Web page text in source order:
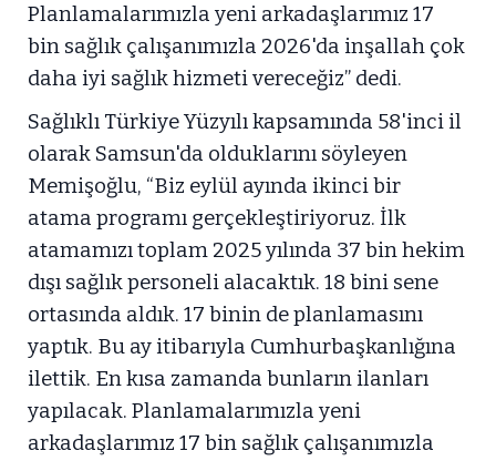
Planlamalarımızla yeni arkadaşlarımız 17
bin sağlık çalışanımızla 2026'da inşallah çok
daha iyi sağlık hizmeti vereceğiz” dedi.
Sağlıklı Türkiye Yüzyılı kapsamında 58'inci il
olarak Samsun'da olduklarını söyleyen
Memişoğlu, “Biz eylül ayında ikinci bir
atama programı gerçekleştiriyoruz. İlk
atamamızı toplam 2025 yılında 37 bin hekim
dışı sağlık personeli alacaktık. 18 bini sene
ortasında aldık. 17 binin de planlamasını
yaptık. Bu ay itibarıyla Cumhurbaşkanlığına
ilettik. En kısa zamanda bunların ilanları
yapılacak. Planlamalarımızla yeni
arkadaşlarımız 17 bin sağlık çalışanımızla